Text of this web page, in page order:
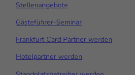
Stellenangebote
Gästeführer-Seminar
Frankfurt Card Partner werden
Hotelpartner werden